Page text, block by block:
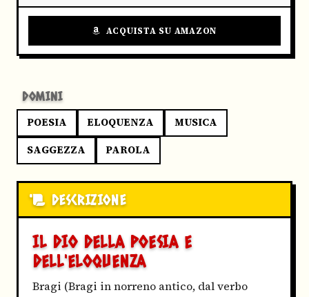
ACQUISTA SU AMAZON
DOMINI
POESIA ELOQUENZA
MUSICA
SAGGEZZA
PAROLA
DESCRIZIONE
IL DIO DELLA POESIA E
DELL'ELOQUENZA
Bragi (Bragi in norreno antico, dal verbo